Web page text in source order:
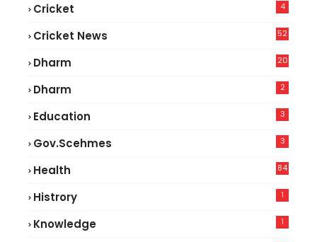
Cricket 4
Cricket News
52
Dharm 20
Dharm 2
Education 3
Gov.scehmes 3
Health
84
Histrory 1
Knowledge 1